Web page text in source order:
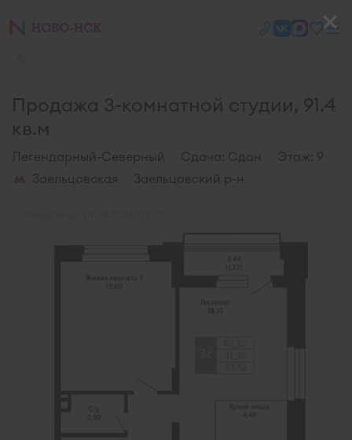
Продажа 3-комнатной студии, 91.4
кв.м
Легендарный-Северный Cдача: Сдан
Этаж: 9
Заельцовская
Заельцовский р-н